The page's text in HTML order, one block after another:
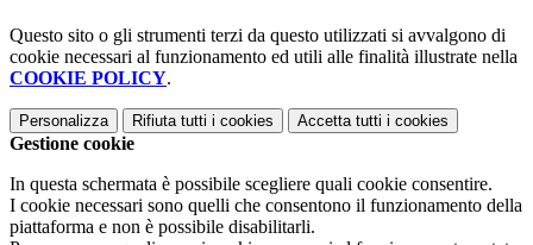
Questo sito o gli strumenti terzi da questo utilizzati si avvalgono di
cookie necessari al funzionamento ed utili alle finalità illustrate nella
COOKIE POLICY.
Personalizza Rifiuta tutti i cookies Accetta tutti i cookies
Gestione cookie
In questa schermata è possibile scegliere quali cookie consentire.
I cookie necessari sono quelli che consentono il funzionamento della
piattaforma e non è possibile disabilitarli.